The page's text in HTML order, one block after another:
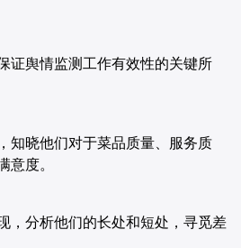
证舆情监测工作有效性的关键所
知晓他们对于菜品质量、服务质
度。
，分析他们的长处和短处，寻觅差